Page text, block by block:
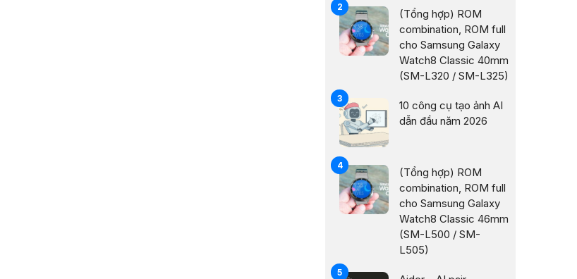
(Tổng hợp) ROM
combination, ROM full
cho Samsung Galaxy
Watch8 Classic 40mm
(SM-L320 / SM-L325)
10 công cụ tạo ảnh AI
dẫn đầu năm 2026
(Tổng hợp) ROM
combination, ROM full
cho Samsung Galaxy
Watch8 Classic 46mm
(SM-L500 / SM-
L505)